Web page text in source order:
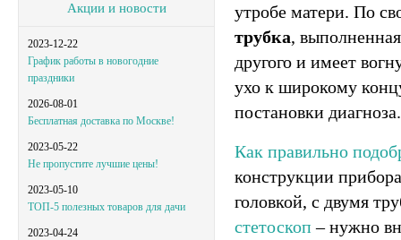
Акции и новости
2023-12-22
График работы в новогодние
праздники
2026-08-01
Бесплатная доставка по Москве!
2023-05-22
Не пропустите лучшие цены!
2023-05-10
ТОП-5 полезных товаров для дачи
2023-04-24
утробе матери. По
трубка,
другого и имеет
ухо к широкому
постановки диагноза.
Как правильно
конструкции
головкой, с двумя
стетоскоп– нужно